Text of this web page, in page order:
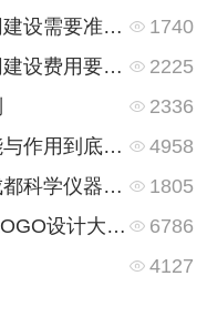
【网站建设准备工作】公司官网建设需要准备些什么资料？
1740
【网站建设价格】成都企业官网建设费用要多少钱？
2225
2336
关于成型网站中前台后台，功能与作用到底是什么？
4958
签约中科唯实（原中国科学院成都科学仪器厂）为其提供企业官网建设
1805
以人物/动物头像为造型的标志LOGO设计大集合
6786
4127